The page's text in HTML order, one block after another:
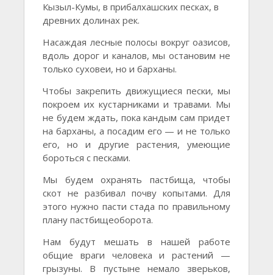
Кызыл-Кумы, в прибалхашских песках, в
древних долинах рек.
Насаждая лесные полосы вокруг оазисов,
вдоль дорог и каналов, мы остановим не
только суховеи, но и барханы.
Чтобы закрепить движущиеся пески, мы
покроем их кустарниками и травами. Мы
не будем ждать, пока кандым сам придет
на барханы, а посадим его — и не только
его, но и другие растения, умеющие
бороться с песками.
Мы будем охранять пастбища, чтобы
скот не разбивал почву копытами. Для
этого нужно пасти стада по правильному
плану пастбищеоборота.
Нам будут мешать в нашей работе
общие враги человека и растений —
грызуны. В пустыне немало зверьков,